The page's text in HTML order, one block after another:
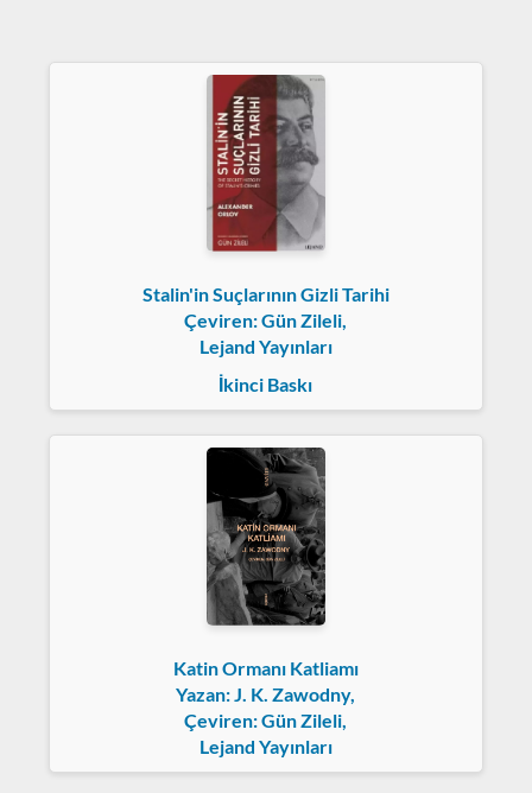
Stalin'in Suçlarının Gizli Tarihi
Çeviren: Gün Zileli,
Lejand Yayınları
İkinci Baskı
Katin Ormanı Katliamı
Yazan: J. K. Zawodny,
Çeviren: Gün Zileli,
Lejand Yayınları